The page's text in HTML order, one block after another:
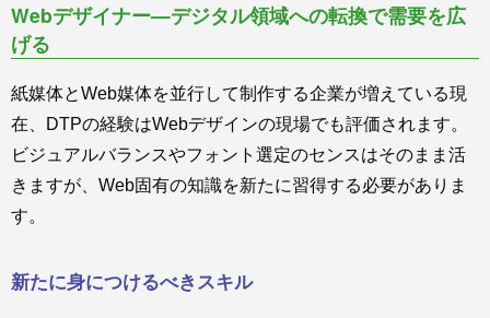
Webデザイナー—デジタル領域への転換で需要を広
げる
紙媒体とWeb媒体を並行して制作する企業が増えている現
在、DTPの経験はWebデザインの現場でも評価されます。
ビジュアルバランスやフォント選定のセンスはそのまま活
きますが、Web固有の知識を新たに習得する必要がありま
す。
新たに身につけるべきスキル